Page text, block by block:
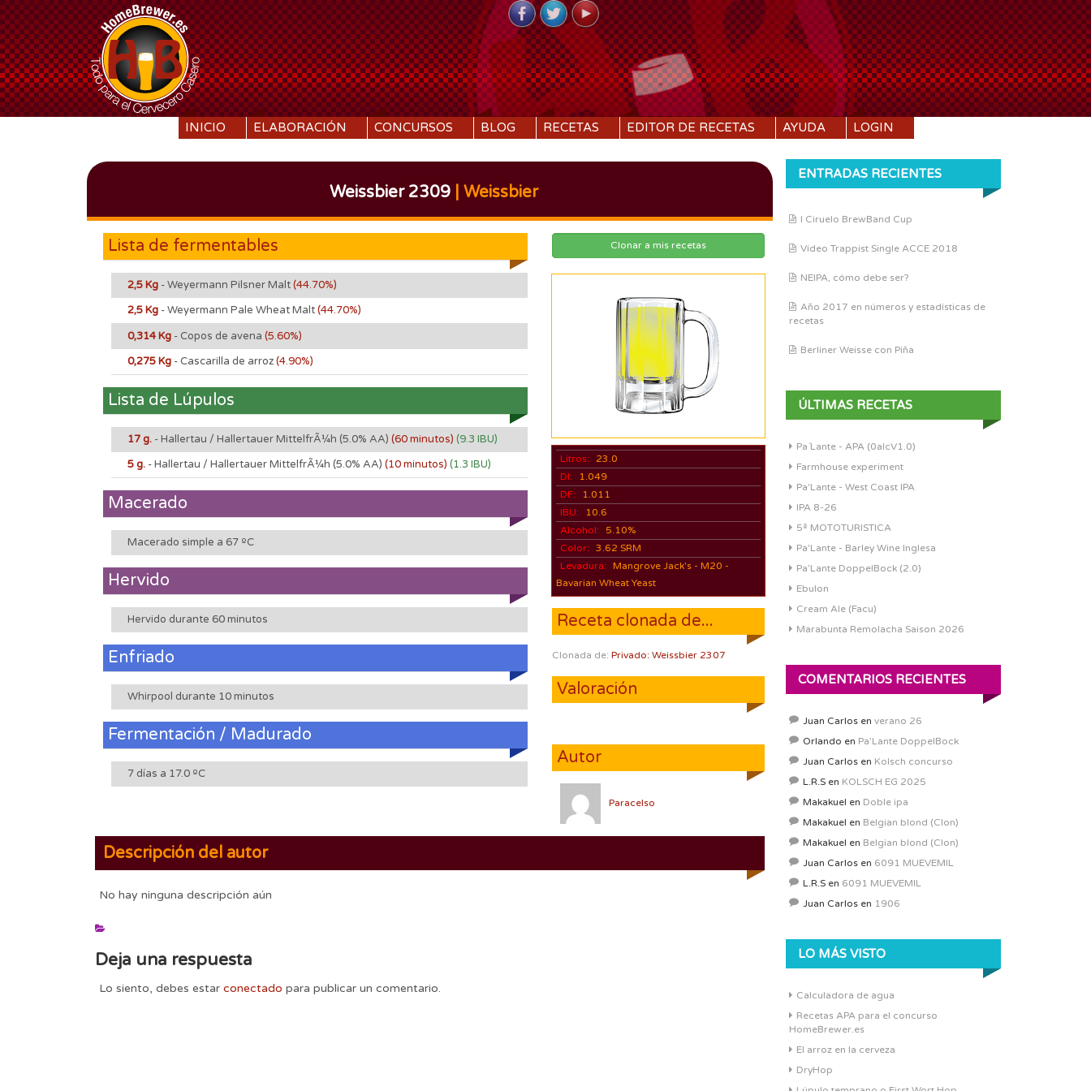
SKIP TO CONTENT
INICIO ELABORACIÓN CONCURSOS BLOG RECETAS EDITOR DE RECETAS AYUDA LOGIN
Weissbier 2309 | Weissbier
Lista de fermentables
2,5 Kg - Weyermann Pilsner Malt(44.70%)
2,5 Kg - Weyermann Pale Wheat Malt(44.70%)
0,314 Kg - Copos de avena (5.60%)
0,275 Kg - Cascarilla de arroz(4.90%)
Lista de Lúpulos
17 g. - Hallertau / Hallertauer MittelfrÃ¼h (5.0% AA) (60 minutos) (9.3 IBU)
5 g. - Hallertau / Hallertauer MittelfrÃ¼h (5.0% AA) (10 minutos) (1.3 IBU)
Macerado
Macerado simple a 67 ºC
Hervido
Hervido durante 60 minutos
Enfriado
Whirpool durante 10 minutos
Fermentación / Madurado
7 días a 17.0 ºC
Clonar a mis recetas
Litros:
23.0
DI:
1.049
DF:
1.011
IBU:
10.6
Alcohol:
5.10%
Color: 3.62 SRM
Levadura: Mangrove Jack's - M20 -
Bavarian Wheat Yeast
Receta clonada de...
Clonada de:Privado: Weissbier 2307
Valoración
Autor
Paracelso
Descripción del autor
No hay ninguna descripción aún
Deja una respuesta
Lo siento, debes estar conectado para publicar un comentario.
ENTRADAS RECIENTES
I Ciruelo BrewBand Cup
Vídeo Trappist Single ACCE 2018
NEIPA, cómo debe ser?
Año 2017 en números y estadísticas de
recetas
Berliner Weisse con Piña
ÚLTIMAS RECETAS
Pa´Lante - APA (0alcV1.0)
Farmhouse experiment
Pa'Lante - West Coast IPA
IPA 8-26
5ª MOTOTURISTICA
Pa'Lante - Barley Wine Inglesa
Pa’Lante DoppelBock (2.0)
Ebulon
Cream Ale (Facu)
Marabunta Remolacha Saison 2026
COMENTARIOS RECIENTES
Juan Carlos en verano 26
Orlando en Pa’Lante DoppelBock
Juan Carlos en Kolsch concurso
L.R.S en KOLSCH EG 2025
Makakuel en Doble ipa
Makakuel en Belgian blond (Clon)
Makakuel en Belgian blond (Clon)
Juan Carlos en 6091 MUEVEMIL
L.R.S en 6091 MUEVEMIL
Juan Carlos en 1906
LO MÁS VISTO
Calculadora de agua
Recetas APA para el concurso
HomeBrewer.es
El arroz en la cerveza
DryHop